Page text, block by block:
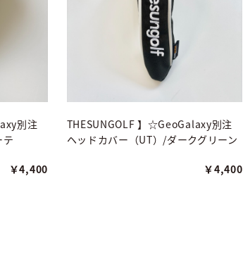
別注
テ
￥4,400
THESUNGOLF 】☆GeoGalaxy別注
ヘッドカバー（UT）/ダークグリーン
￥4,400